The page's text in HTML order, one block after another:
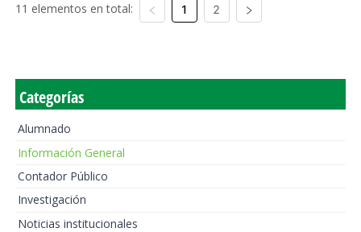
11 elementos en total: 1 2
Categorías
Alumnado
Información General
Contador Público
Investigación
Noticias institucionales